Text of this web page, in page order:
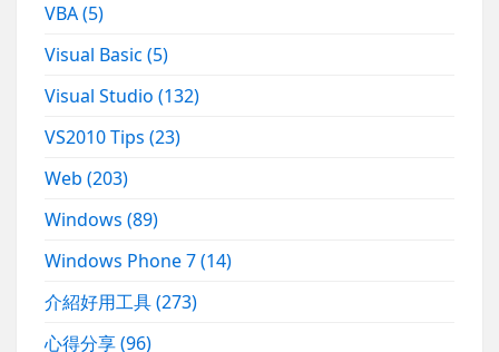
VBA(5)
Visual Basic(5)
Visual Studio(132)
VS2010 Tips(23)
Web(203)
Windows(89)
Windows Phone 7(14)
介紹好用工具(273)
心得分享(96)